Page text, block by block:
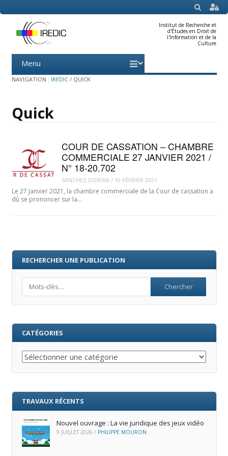
SEARCH
Institut de Recherche et
d'Études en Droit de
l'Information et de la
Culture
Menu
content
NAVIGATION : IREDIC / QUICK
Quick
COUR DE CASSATION – CHAMBRE
COMMERCIALE 27 JANVIER 2021 /
N° 18-20.702
SANCHEZ DORIAN / 10 FÉVRIER 2021
Le 27 Janvier 2021, la chambre commerciale de la Cour de cassation a
dû se prononcer sur la…
RECHERCHER UNE PUBLICATION
CATÉGORIES
Catégories
TRAVAUX RÉCENTS
Nouvel ouvrage : La vie juridique des jeux vidéo
9 JUILLET 2026 / PHILIPPE MOURON